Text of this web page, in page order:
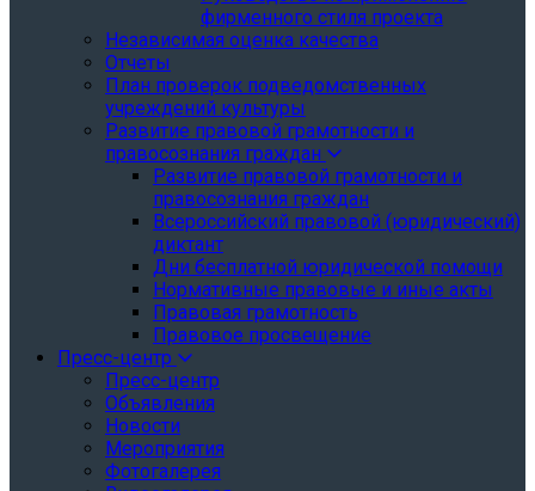
фирменного стиля проекта
Независимая оценка качества
Отчеты
План проверок подведомственных
учреждений культуры
Развитие правовой грамотности и
правосознания граждан
Развитие правовой грамотности и
правосознания граждан
Всероссийский правовой (юридический)
диктант
Дни бесплатной юридической помощи
Нормативные правовые и иные акты
Правовая грамотность
Правовое просвещение
Пресс-центр
Пресс-центр
Объявления
Новости
Мероприятия
Фотогалерея